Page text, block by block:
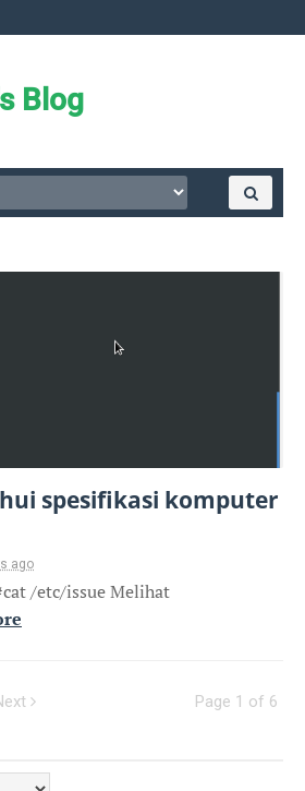
Blog
spesifikasi komputer
ago
/etc/issue Melihat
Page 1 of 6